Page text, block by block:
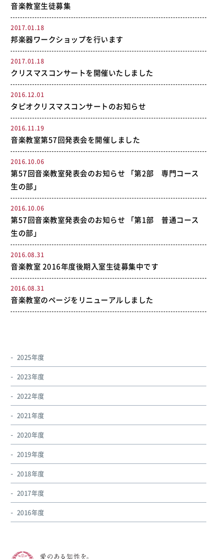
音楽教室生徒募集
2017.01.18
邦楽器ワークショップを行います
2017.01.18
クリスマスコンサートを開催いたしました
2016.12.01
タピオクリスマスコンサートのお知らせ
2016.11.19
音楽教室第57回発表会を開催しました
2016.10.06
第57回音楽教室発表会のお知らせ 「第2部 専門コース
生の部」
2016.10.06
第57回音楽教室発表会のお知らせ 「第1部 普通コース
生の部」
2016.08.31
音楽教室 2016年度後期入室生徒募集中です
2016.08.31
音楽教室のページをリニューアルしました
2025年度
2023年度
2022年度
2021年度
2020年度
2019年度
2018年度
2017年度
2016年度